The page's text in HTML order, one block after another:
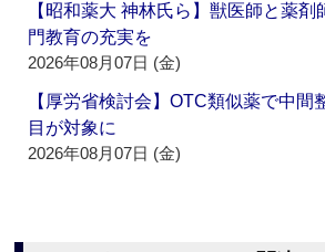
【昭和薬大 神林氏ら】獣医師と薬剤
門教育の充実を
2026年08月07日 (金)
【厚労省検討会】OTC類似薬で中間
目が対象に
2026年08月07日 (金)